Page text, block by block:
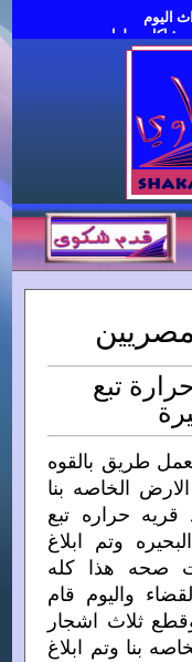
اليوم
مشاكل وحلول
تبع
طريق بالقوه
الخاصه بنا
حراره تبع
وتم ابلاغ
صحه هذا كله
واليوم قام
ثلاث اشجار
بنا وتم ابلاغ